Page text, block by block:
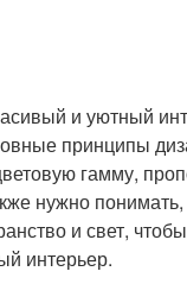
и уютный
принципы
гамму,
нужно понимать,
и свет,
интерьер.